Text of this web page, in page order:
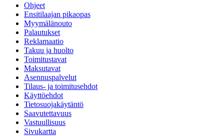
Ohjeet
Ensitilaajan pikaopas
Myymälänouto
Palautukset
Reklamaatio
Takuu ja huolto
Toimitustavat
Maksutavat
Asennuspalvelut
Tilaus- ja toimitusehdot
Käyttöehdot
Tietosuojakäytäntö
Saavutettavuus
Vastuullisuus
Sivukartta